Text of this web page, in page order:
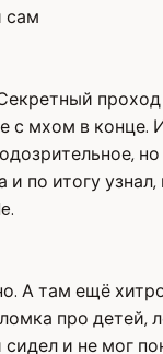
сам
с мхом в конце. И
по итогу
А там ещё
про детей,
и не мог